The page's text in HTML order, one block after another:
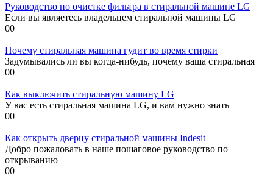
Руководство по очистке фильтра в стиральной машине LG
Если вы являетесь владельцем стиральной машины LG
00
Почему стиральная машина гудит во время стирки
Задумывались ли вы когда-нибудь, почему ваша стиральная
00
Как выключить стиральную машину LG
У вас есть стиральная машина LG, и вам нужно знать
00
Как открыть дверцу стиральной машины Indesit
Добро пожаловать в наше пошаговое руководство по
открыванию
00